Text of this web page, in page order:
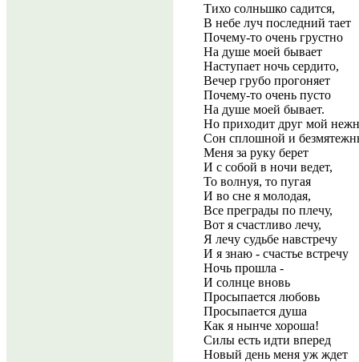
Тихо солньшко садится,
В небе луч последний тает
Почему-то очень грустно
На душе моей бывает
Наступает ночь сердито,
Вечер грубо прогоняет
Почему-то очень пусто
На душе моей бывает.
Но приходит друг мой
Сон сплошной и
Меня за руку берет
И с собой в ночи ведет,
То волнуя, то пугая
И во сне я молодая,
Все преграды по плечу,
Вот я счастливо лечу,
Я лечу судьбе навстречу
И я знаю - счастье встречу
Ночь прошла -
И солнце вновь
Просыпается любовь
Просыпается душа
Как я нынче хороша!
Силы есть идти вперед
Новый день меня уж ждет